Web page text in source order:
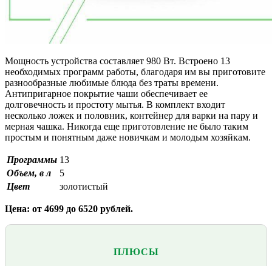
Мощность устройства составляет 980 Вт. Встроено 13
необходимых программ работы, благодаря им вы приготовите
разнообразные любимые блюда без траты времени.
Антипригарное покрытие чаши обеспечивает ее
долговечность и простоту мытья. В комплект входит
несколько ложек и половник, контейнер для варки на пару и
мерная чашка. Никогда еще приготовление не было таким
простым и понятным даже новичкам и молодым хозяйкам.
Программы 13
Объем, в л
5
Цвет
золотистый
Цена: от 4699 до 6520 рублей.
ПЛЮСЫ